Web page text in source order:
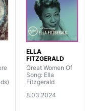
ELLA
FITZGERALD
Great Women Of
Song: Ella
Fitzgerald
8.03.2024